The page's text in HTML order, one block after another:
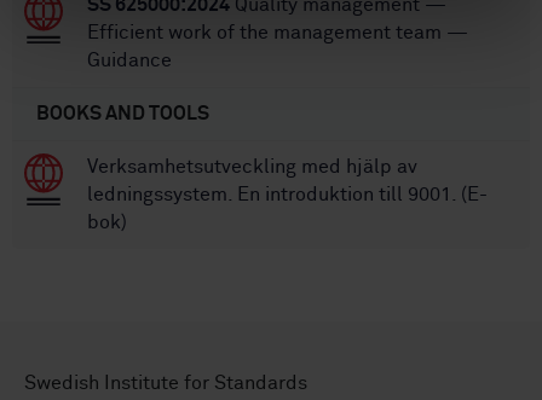
SS 625000:2024 Quality management —
Efficient work of the management team —
Guidance
BOOKS AND TOOLS
Verksamhetsutveckling med hjälp av
ledningssystem. En introduktion till 9001. (E-
bok)
Swedish Institute for Standards